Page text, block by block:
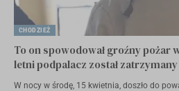
CHODZIEŻ
To on spowodował groźny pożar
letni podpalacz został zatrzymany
W nocy w środę, 15 kwietnia, doszło do